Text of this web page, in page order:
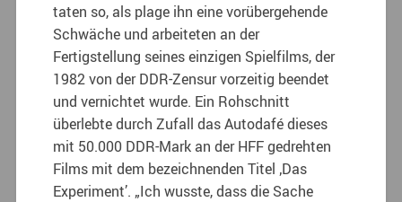
taten so, als plage ihn eine vorübergehende
Schwäche und arbeiteten an der
Fertigstellung seines einzigen Spielfilms, der
1982 von der DDR-Zensur vorzeitig beendet
und vernichtet wurde. Ein Rohschnitt
überlebte durch Zufall das Autodafé dieses
mit 50.000 DDR-Mark an der HFF gedrehten
Films mit dem bezeichnenden Titel ‚Das
Experiment’. „Ich wusste, dass die Sache